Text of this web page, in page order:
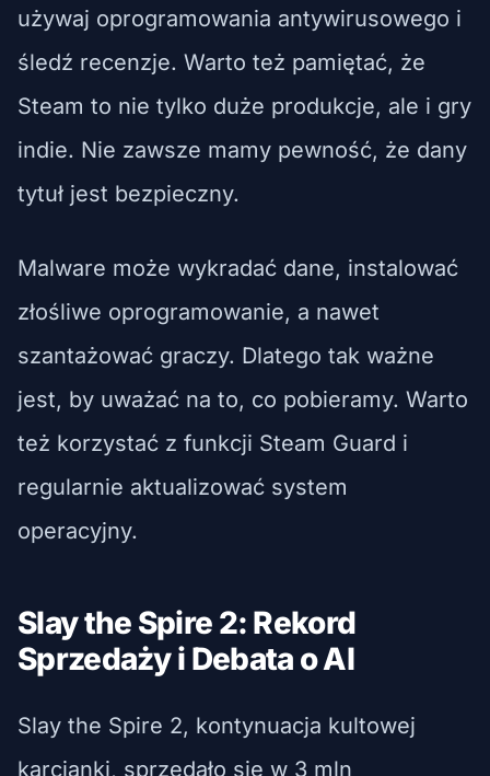
używaj oprogramowania antywirusowego i
śledź recenzje. Warto też pamiętać, że
Steam to nie tylko duże produkcje, ale i gry
indie. Nie zawsze mamy pewność, że dany
tytuł jest bezpieczny.
Malware może wykradać dane, instalować
złośliwe oprogramowanie, a nawet
szantażować graczy. Dlatego tak ważne
jest, by uważać na to, co pobieramy. Warto
też korzystać z funkcji Steam Guard i
regularnie aktualizować system
operacyjny.
Slay the Spire 2: Rekord
Sprzedaży i Debata o AI
Slay the Spire 2, kontynuacja kultowej
karcianki, sprzedało się w 3 mln